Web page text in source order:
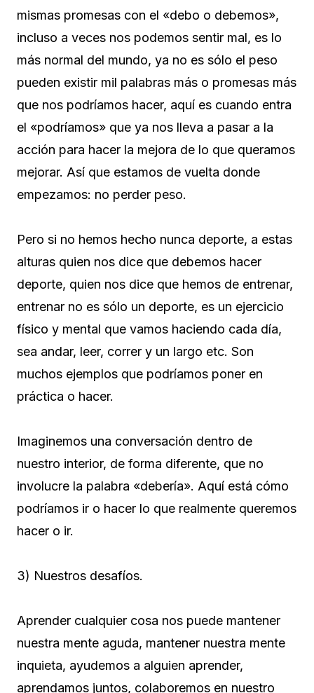
mismas promesas con el «debo o debemos»,
incluso a veces nos podemos sentir mal, es lo
más normal del mundo, ya no es sólo el peso
pueden existir mil palabras más o promesas más
que nos podríamos hacer, aquí es cuando entra
el «podríamos» que ya nos lleva a pasar a la
acción para hacer la mejora de lo que queramos
mejorar. Así que estamos de vuelta donde
empezamos: no perder peso.
Pero si no hemos hecho nunca deporte, a estas
alturas quien nos dice que debemos hacer
deporte, quien nos dice que hemos de entrenar,
entrenar no es sólo un deporte, es un ejercicio
físico y mental que vamos haciendo cada día,
sea andar, leer, correr y un largo etc. Son
muchos ejemplos que podríamos poner en
práctica o hacer.
Imaginemos una conversación dentro de
nuestro interior, de forma diferente, que no
involucre la palabra «debería». Aquí está cómo
podríamos ir o hacer lo que realmente queremos
hacer o ir.
3) Nuestros desafíos.
Aprender cualquier cosa nos puede mantener
nuestra mente aguda, mantener nuestra mente
inquieta, ayudemos a alguien aprender,
aprendamos juntos, colaboremos en nuestro